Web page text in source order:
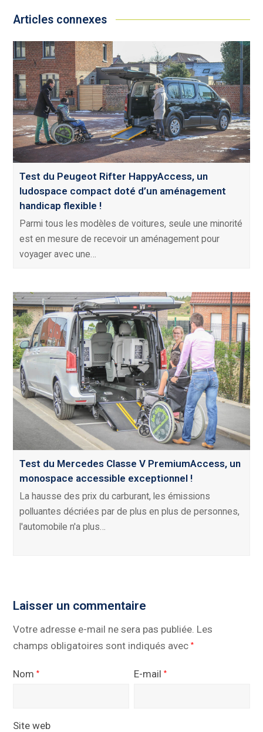
Articles connexes
Test du Peugeot Rifter HappyAccess, un
ludospace compact doté d’un aménagement
handicap flexible !
Parmi tous les modèles de voitures, seule une minorité
est en mesure de recevoir un aménagement pour
voyager avec une…
Test du Mercedes Classe V PremiumAccess, un
monospace accessible exceptionnel !
La hausse des prix du carburant, les émissions
polluantes décriées par de plus en plus de personnes,
l'automobile n'a plus…
Laisser un commentaire
Votre adresse e-mail ne sera pas publiée. Les
champs obligatoires sont indiqués avec*
Nom* E-mail*
Site web